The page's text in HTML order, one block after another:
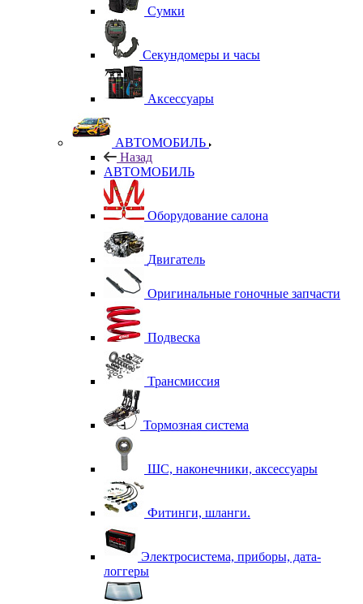
Сумки
Секундомеры и часы
Аксессуары
АВТОМОБИЛЬ
Назад
АВТОМОБИЛЬ
Оборудование салона
Двигатель
Оригинальные гоночные запчасти
Подвеска
Трансмиссия
Тормозная система
ШС, наконечники, аксессуары
Фитинги, шланги.
Электросистема, приборы, дата-
логгеры